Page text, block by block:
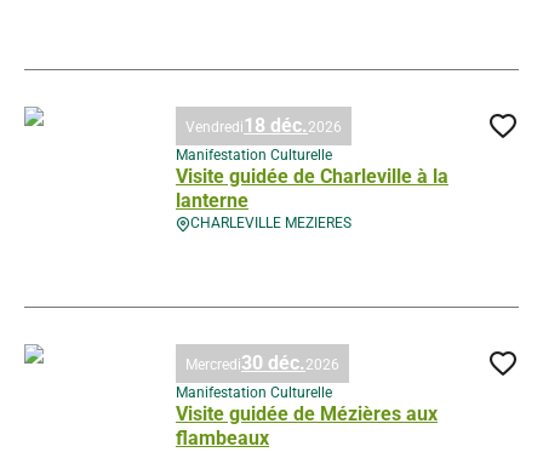
Visite guidée de Charleville à la
lanterne
CHARLEVILLE MEZIERES
Vendredi18 déc. 2026
Manifestation Culturelle
Visite guidée de Mézières aux
flambeaux
Mercredi30 déc. 2026
Manifestation Culturelle